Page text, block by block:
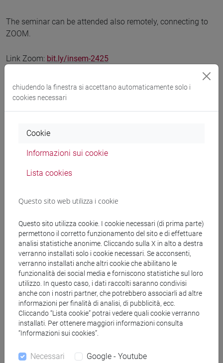
The seminar can be attended also remotely, connecting to
ZOOM.
Link Zoom: bit.ly/insem-2425
Passcode: InSem-2425
Department of Economics (InSeminars)
condividi su:
Cerca in agenda
chiudendo la finestra si accettano automaticamente solo i
cookies necessari
Cookie
Informazioni sui cookie
Lista cookies
Questo sito web utilizza i cookie
Questo sito utilizza cookie. I cookie necessari (di prima parte)
permettono il corretto funzionamento del sito e di effettuare
analisi statistiche anonime. Cliccando sulla X in alto a destra
verranno installati solo i cookie necessari. Se acconsenti,
verranno installati anche altri cookie che abilitano le
funzionalità dei social media e forniscono statistiche sul loro
utilizzo. In questo caso, i dati raccolti saranno condivisi
anche con i nostri partner, che potrebbero associarli ad altre
informazioni per finalità di analisi, di pubblicità, ecc.
Cliccando “Lista cookie” potrai vedere quali cookie verranno
installati. Per ottenere maggiori informazioni consulta
“Informazioni sui cookies”.
Necessari Google - Youtube